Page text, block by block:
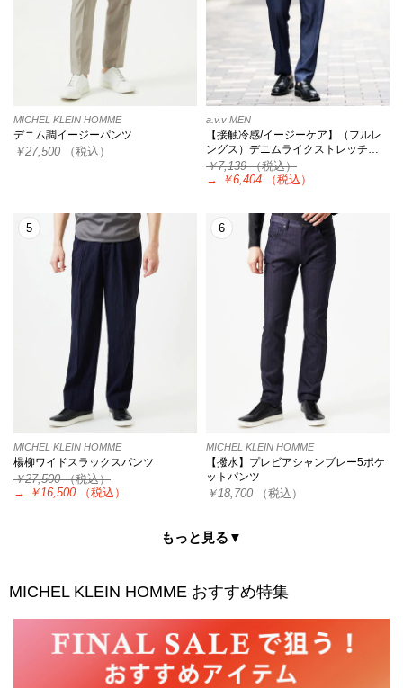
MICHEL KLEIN HOMME
デニム調イージーパンツ
￥27,500 （税込）
a.v.v MEN
【接触冷感/イージーケア】（フルレ
ングス）デニムライクストレッチ…
￥7,139（税込）
→
￥6,404 （税込）
5
MICHEL KLEIN HOMME
楊柳ワイドスラックスパンツ
￥27,500（税込）
→
￥16,500 （税込）
6
MICHEL KLEIN HOMME
【撥水】プレビアシャンブレー5ポケ
ットパンツ
￥18,700 （税込）
もっと見る▼
MICHEL KLEIN HOMME おすすめ特集